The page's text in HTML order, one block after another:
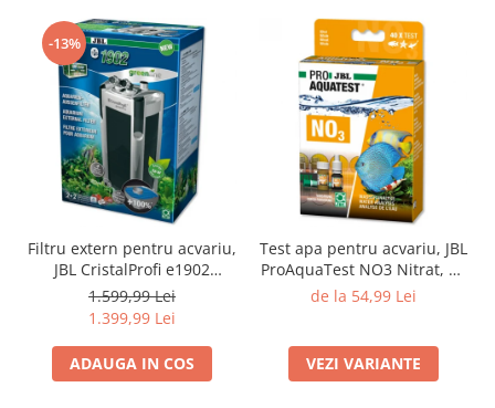
-13%
Filtru extern pentru acvariu,
JBL CristalProfi e1902
greenline, 200 - 800 L
1.599,99 Lei
1.399,99 Lei
ADAUGA IN COS
Test apa pentru acvariu, JBL
ProAquaTest NO3 Nitrat, 40
Teste
de la 54,99 Lei
VEZI VARIANTE